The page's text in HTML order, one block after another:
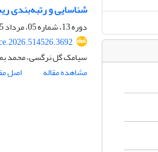
شناسایی و رتبه‌بندی
دوره 13، شماره 05، مرداد 1405، صفحه
سیامک گل نرگسی، محمد
مشاهده مقاله
اصل